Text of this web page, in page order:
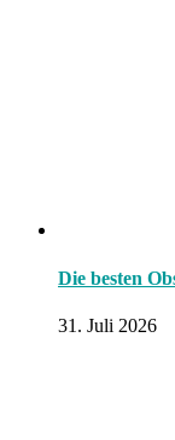
Die besten
31. Juli 2026